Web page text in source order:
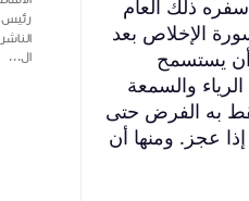
ذلك العام
الإخلاص بعد
أن يستسمح
والسمعة
به الفرض حتى
عجز. ومنها أن
ال...